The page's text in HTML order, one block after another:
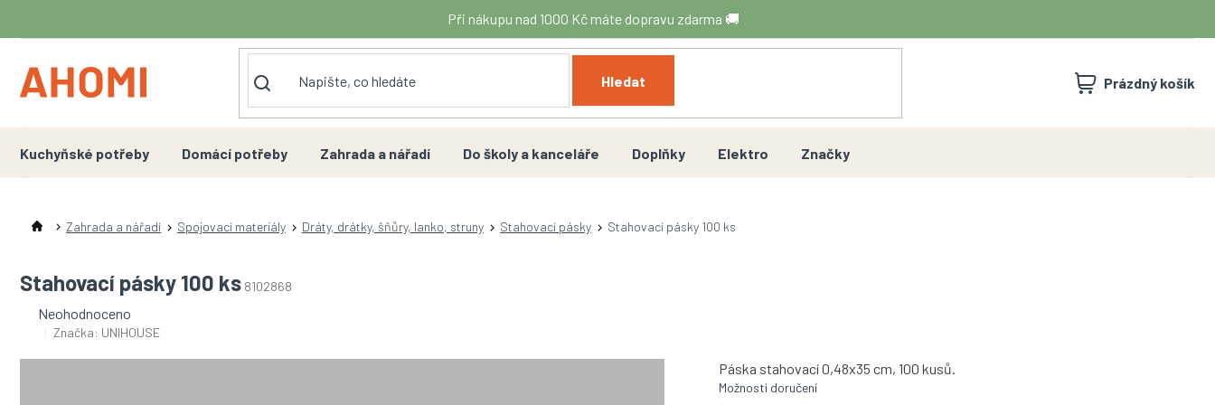
obsah
Při nákupu nad 1000 Kč máte dopravu zdarma 🚚
Hledat
NÁKUPNÍ
Prázdný košík
Kuchyňské potřeby Domácí potřeby Zahrada a nářadí Do školy a kanceláře Doplňky Elektro Značky
Zahrada a nářadí Spojovací materiály Dráty, drátky, šňůry, lanko, struny Stahovací pásky Stahovací pásky 100 ks
Stahovací pásky 100 ks 8102868
Průměrné
hodnocení
je
Neohodnoceno
Značka: UNIHOUSE
Možnosti doručení
Páska stahovací 0,48x35 cm, 100 kusů.